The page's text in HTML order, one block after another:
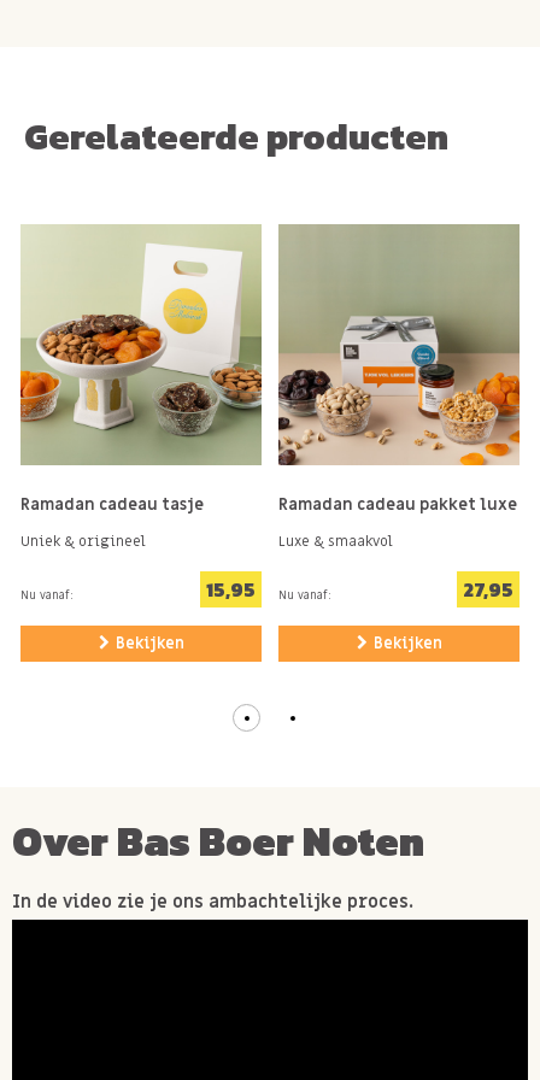
Gerelateerde producten
Ramadan cadeau tasje
Uniek & origineel
Nu vanaf: 15,95
Bekijken
Ramadan cadeau pakket luxe
Luxe & smaakvol
Nu vanaf: 27,95
Bekijken
Over Bas Boer Noten
In de video zie je ons ambachtelijke proces.